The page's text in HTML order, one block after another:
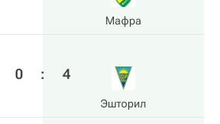
Мафра
0 : 4
Эшторил